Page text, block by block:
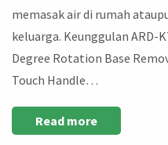
memasak air di rumah
keluarga. Keunggulan ARD-
Degree Rotation Base
Touch Handle…
Read more